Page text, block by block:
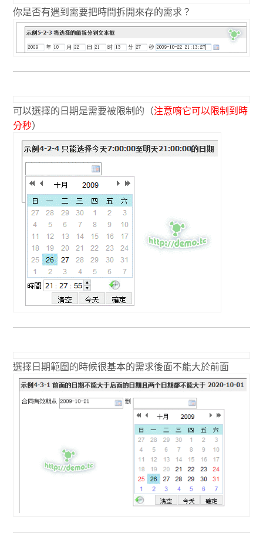
你是否有遇到需要把時間拆開來存的需求？
可以選擇的日期是需要被限制的（注意唷它可以限制到時
分秒）
選擇日期範圍的時候很基本的需求後面不能大於前面